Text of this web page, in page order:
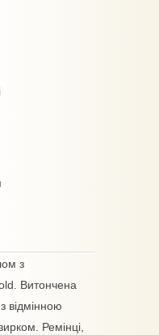
з
Витончена
відмінною
Ремінці,